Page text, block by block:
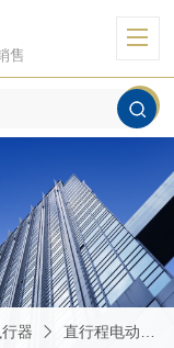
售
器 直行程电动执行器